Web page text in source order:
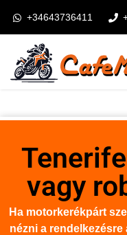
+34643736411
vagy
Ha motorkerékpárt
nézni a rendelkezésre